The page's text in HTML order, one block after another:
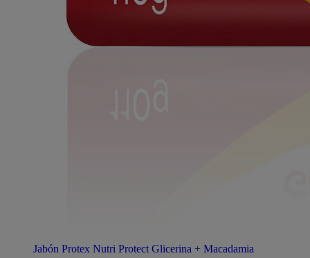
Jabón Protex Nutri Protect Glicerina + Macadamia